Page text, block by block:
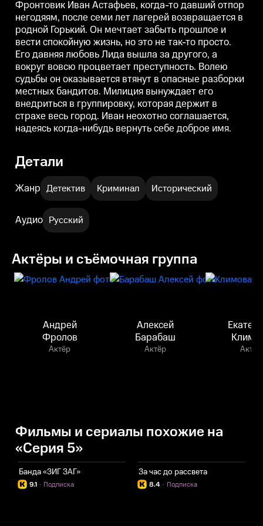
судьбы он оказывается втянут в
опасные разборки местных
бандитов. Милиция вынуждает
его внедриться в группировку,
которая держит в страхе весь
город. Иван неохотно
соглашается, надеясь когда-
нибудь вернуть себе доброе
имя.
судьбы он оказывается втянут в
опасные разборки местных
бандитов. Милиция вынуждает
его внедриться в группировку,
которая держит в страхе весь
город. Иван неохотно
соглашается, надеясь когда-
нибудь вернуть себе доброе
имя.
Фронтовик Иван Астафьев, когда-то давший отпор
негодяям, после семи лет лагерей возвращается в
родной Горький. Он мечтает забыть прошлое и
вести спокойную жизнь, но это не так-то просто.
Его давняя любовь Лида вышла за другого, а
вокруг вовсю процветает преступность. Волею
судьбы он оказывается втянут в опасные разборки
местных бандитов. Милиция вынуждает его
внедриться в группировку, которая держит в
страхе весь город. Иван неохотно соглашается,
надеясь когда-нибудь вернуть себе доброе имя.
Детали
Жанр Детектив Криминал Исторический
Аудио Русский
Актёры и съёмочная группа
Андрей
Фролов
Актёр
Алексей
Барабаш
Актёр Актёр
Фильмы и сериалы похожие на
«Серия 5»
Банда «ЗИГ ЗАГ»
9.1 Подписка
·
За час до рассвета
8.4 Подписка
·